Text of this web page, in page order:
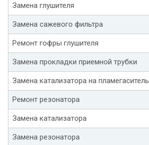
Замена глушителя
Замена сажевого фильтра
Ремонт гофры глушителя
Замена прокладки приемной трубки
Замена катализатора на пламегаситель
Ремонт резонатора
Замена катализатора
Замена резонатора